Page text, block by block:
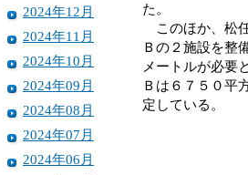
2024年12月
2024年11月
2024年10月
2024年09月
2024年08月
2024年07月
2024年06月
た。
このほか、松
Ｂの２施設を整
メートルが必要
Ｂは６７５０平
定している。